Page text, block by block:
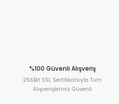
%100 Güvenli Alışveriş
256Bit SSL Sertifikalsıyla Tüm
Alışverişleriniz Güvenli